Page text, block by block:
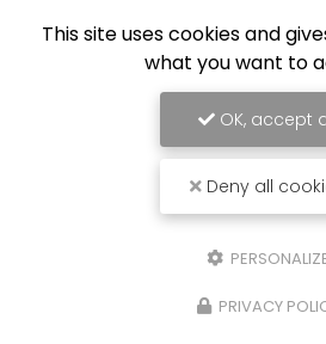
This site uses cookies and
what you want to
OK, accept
Deny all
PRIVACY